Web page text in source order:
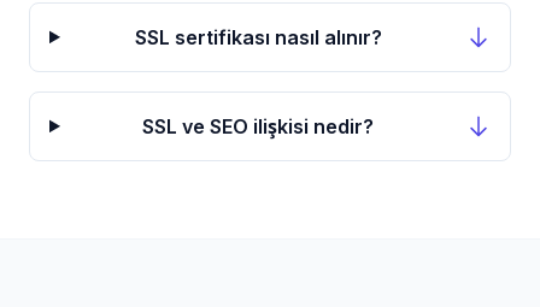
SSL sertifikası nasıl alınır?
SSL ve SEO ilişkisi nedir?